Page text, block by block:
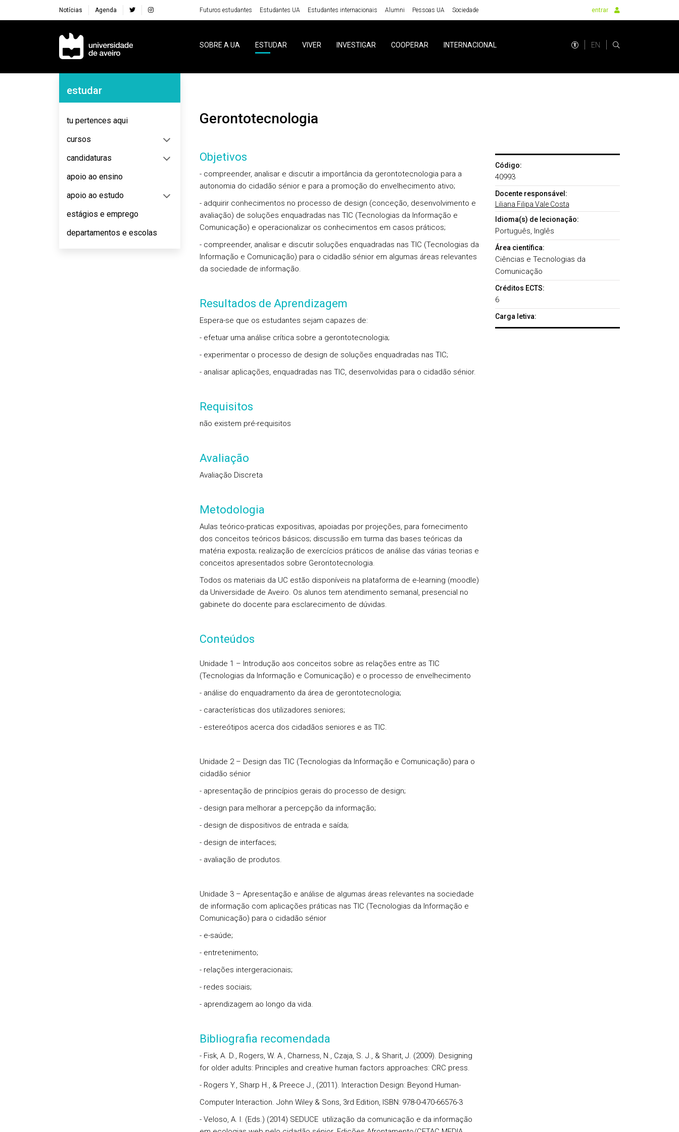
Notícias Agenda Futuros estudantes Estudantes UA Estudantes internacionais Alumni Pessoas UA Sociedade entrar
Navegação Principal
SOBRE A UA ESTUDAR VIVER INVESTIGAR COOPERAR INTERNACIONAL EN
Navegação Lateral
estudar
tu pertences aqui
cursos
candidaturas
apoio ao ensino
apoio ao estudo
estágios e emprego
departamentos e escolas
Gerontotecnologia
Objetivos
- compreender, analisar e discutir a importância da gerontotecnologia para a
autonomia do cidadão sénior e para a promoção do envelhecimento ativo;
- adquirir conhecimentos no processo de design (conceção, desenvolvimento e
avaliação) de soluções enquadradas nas TIC (Tecnologias da Informação e
Comunicação) e operacionalizar os conhecimentos em casos práticos;
- compreender, analisar e discutir soluções enquadradas nas TIC (Tecnologias da
Informação e Comunicação) para o cidadão sénior em algumas áreas relevantes
da sociedade de informação.
Resultados de Aprendizagem
Espera-se que os estudantes sejam capazes de:
- efetuar uma análise crítica sobre a gerontotecnologia;
- experimentar o processo de design de soluções enquadradas nas TIC;
- analisar aplicações, enquadradas nas TIC, desenvolvidas para o cidadão sénior.
Requisitos
não existem pré-requisitos
Avaliação
Avaliação Discreta
Metodologia
Aulas teórico-praticas expositivas, apoiadas por projeções, para fornecimento
dos conceitos teóricos básicos; discussão em turma das bases teóricas da
matéria exposta; realização de exercícios práticos de análise das várias teorias e
conceitos apresentados sobre Gerontotecnologia.
Todos os materiais da UC estão disponíveis na plataforma de e-learning (moodle)
da Universidade de Aveiro. Os alunos tem atendimento semanal, presencial no
gabinete do docente para esclarecimento de dúvidas.
Conteúdos
Unidade 1 – Introdução aos conceitos sobre as relações entre as TIC
(Tecnologias da Informação e Comunicação) e o processo de envelhecimento
- análise do enquadramento da área de gerontotecnologia;
- características dos utilizadores seniores;
- estereótipos acerca dos cidadãos seniores e as TIC.
Unidade 2 – Design das TIC (Tecnologias da Informação e Comunicação) para o
cidadão sénior
- apresentação de princípios gerais do processo de design;
- design para melhorar a percepção da informação;
- design de dispositivos de entrada e saída;
- design de interfaces;
- avaliação de produtos.
Unidade 3 – Apresentação e análise de algumas áreas relevantes na sociedade
de informação com aplicações práticas nas TIC (Tecnologias da Informação e
Comunicação) para o cidadão sénior
- e-saúde;
- entretenimento;
- relações intergeracionais;
- redes sociais;
- aprendizagem ao longo da vida.
Bibliografia recomendada
- Fisk, A. D., Rogers, W. A., Charness, N., Czaja, S. J., & Sharit, J. (2009). Designing
for older adults: Principles and creative human factors approaches: CRC press.
- Rogers Y., Sharp H., & Preece J., (2011). Interaction Design: Beyond Human-
Computer Interaction. John Wiley & Sons, 3rd Edition, ISBN: 978-0-470-66576-3
- Veloso, A. I. (Eds.) (2014) SEDUCE ­ utilização da comunicação e da informação
Código:
40993
Docente responsável:
Liliana Filipa Vale Costa
Idioma(s) de lecionação:
Português, Inglês
Área científica:
Ciências e Tecnologias da
Comunicação
Créditos ECTS:
6
Carga letiva: